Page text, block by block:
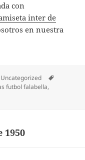
con
inter de
en nuestra
Categorías
Uncategorized
futbol falabella,
1950